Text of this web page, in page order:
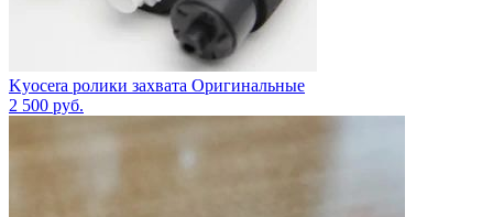
Kyocera ролики захвата Оригинальные
2 500 руб.